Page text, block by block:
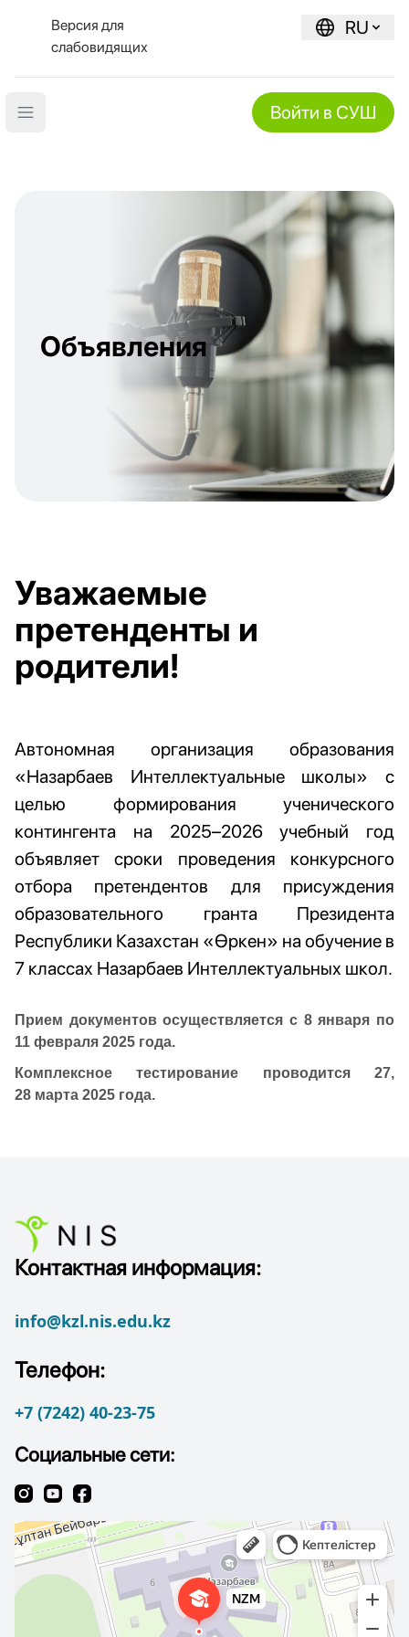
Версия для
слабовидящих
RU
Open main menu Войти в СУШ
Объявления
Уважаемые
претенденты и
родители!
Автономная организация образования
«Назарбаев Интеллектуальные школы» с
целью формирования ученического
контингента на 2025–2026 учебный год
объявляет сроки проведения конкурсного
отбора претендентов для присуждения
образовательного гранта Президента
Республики Казахстан «Өркен» на обучение в
7 классах Назарбаев Интеллектуальных школ.
Прием документов осуществляется с 8 января по
11 февраля 2025 года.
Комплексное тестирование проводится 27,
28 марта 2025 года.
Контактная информация:
info@kzl.nis.edu.kz
Телефон:
+7 (7242) 40-23-75
Социальные сети: